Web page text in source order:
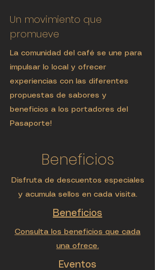
Un movimiento que
promueve
La comunidad del café se une para
impulsar lo local y ofrecer
experiencias con las diferentes
propuestas de sabores y
beneficios a los portadores del
Pasaporte!
Beneficios
Disfruta de descuentos especiales
y acumula sellos en cada visita.
Beneficios
Consulta los beneficios que cada
una ofrece.
Eventos